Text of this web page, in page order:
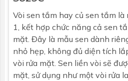
Bảo hành Nhấp để xem
Dây sen
Chất liệu Thép không rỉ
Vòi sen tắm hay củ sen tắm là
1, kết hợp chức năng cả sen
mặt. Đây là mẫu sen dành
nhỏ hẹp, không đủ diện tích
vòi rửa mặt. Sen liền vòi sẽ
mặt, sử dụng như một vòi rửa